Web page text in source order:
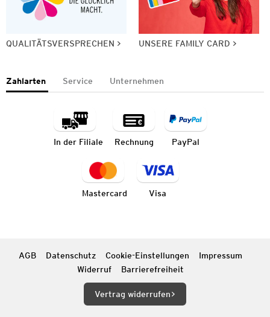
QUALITÄTSVERSPRECHEN UNSERE FAMILY CARD
Zahlarten Service Unternehmen
In der Filiale Rechnung PayPal
Mastercard Visa
AGB Datenschutz Cookie-Einstellungen
Impressum
Widerruf
Barrierefreiheit
Vertrag widerrufen